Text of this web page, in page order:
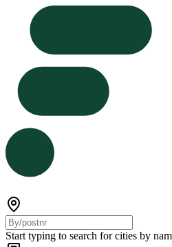
Start typing to search for cities by